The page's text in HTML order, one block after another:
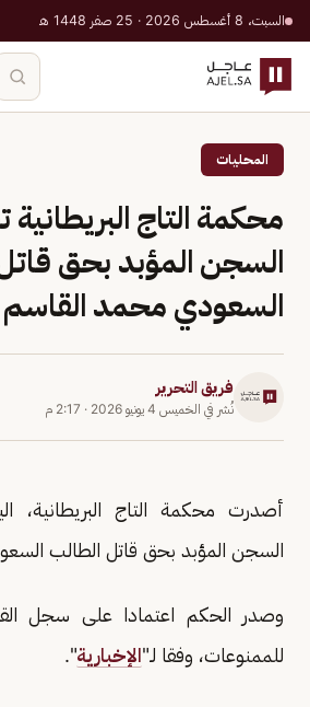
السبت، 8 أغسطس 2026 · 25 صفر 1448 هـ
المحليات
محكمة التاج
السجن المؤبد بحق
السعودي محمد القاسم
فريق التحرير
نُشر في الخميس 4 يونيو 2026 · 2:17 م
أصدرت محكمة التاج البريطانية،
السجن المؤبد بحق قاتل الطالب
وصدر الحكم اعتمادا على سجل
للممنوعات، وفقا لـ"الإخبارية".